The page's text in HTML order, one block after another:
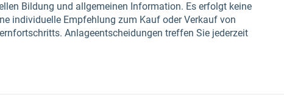
Bildung und allgemeinen Information. Es erfolgt keine
individuelle Empfehlung zum Kauf oder Verkauf von
Anlageentscheidungen treffen Sie jederzeit